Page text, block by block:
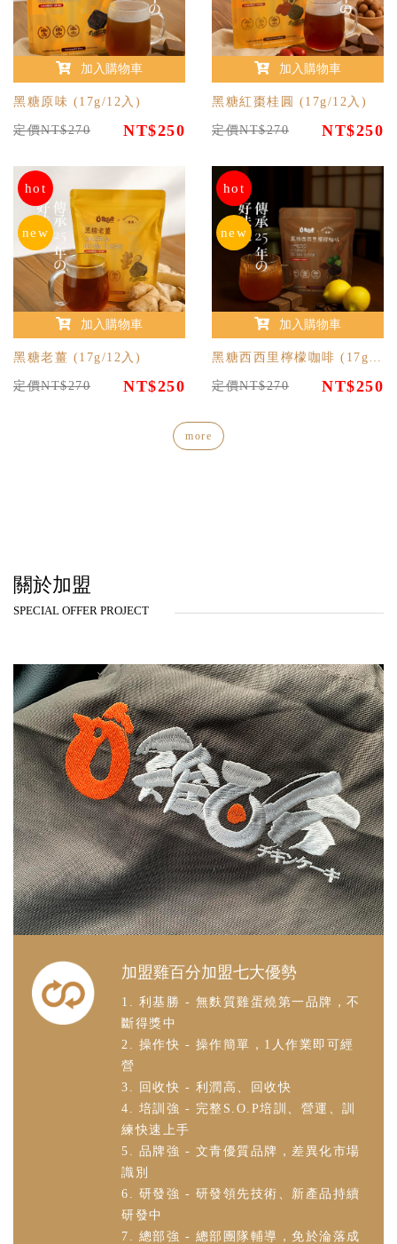
加入購物車
黑糖原味 (17g/12入)
定價NT$270 NT$250
加入購物車
黑糖紅棗桂圓 (17g/12入)
定價NT$270 NT$250
hot
new
加入購物車
黑糖老薑 (17g/12入)
定價NT$270 NT$250
hot
new
加入購物車
定價NT$270 NT$250
more
關於加盟
SPECIAL OFFER PROJECT
加盟雞百分加盟七大優勢
1. 利基勝 - 無麩質雞蛋燒第一品牌，不
斷得獎中
2. 操作快 - 操作簡單，1人作業即可經
營
3. 回收快 - 利潤高、回收快
4. 培訓強 - 完整S.O.P培訓、營運、訓
練快速上手
5. 品牌強 - 文青優質品牌，差異化市場
識別
6. 研發強 - 研發領先技術、新產品持續
研發中
7. 總部強 - 總部團隊輔導，免於淪落成